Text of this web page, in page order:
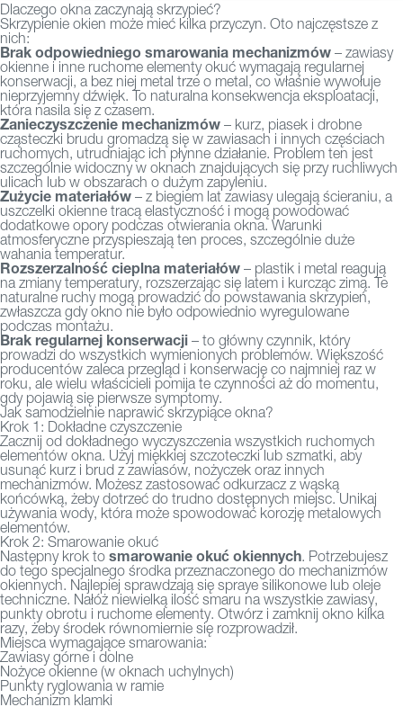
Dlaczego okna zaczynają skrzypieć?
Skrzypienie okien może mieć kilka przyczyn. Oto najczęstsze z
nich:
Brak odpowiedniego smarowania mechanizmów – zawiasy
okienne i inne ruchome elementy okuć wymagają regularnej
konserwacji, a bez niej metal trze o metal, co właśnie wywołuje
nieprzyjemny dźwięk. To naturalna konsekwencja eksploatacji,
która nasila się z czasem.
Zanieczyszczenie mechanizmów – kurz, piasek i drobne
cząsteczki brudu gromadzą się w zawiasach i innych częściach
ruchomych, utrudniając ich płynne działanie. Problem ten jest
szczególnie widoczny w oknach znajdujących się przy ruchliwych
ulicach lub w obszarach o dużym zapyleniu.
Zużycie materiałów – z biegiem lat zawiasy ulegają ścieraniu, a
uszczelki okienne tracą elastyczność i mogą powodować
dodatkowe opory podczas otwierania okna. Warunki
atmosferyczne przyspieszają ten proces, szczególnie duże
wahania temperatur.
Rozszerzalność cieplna materiałów – plastik i metal reagują
na zmiany temperatury, rozszerzając się latem i kurcząc zimą. Te
naturalne ruchy mogą prowadzić do powstawania skrzypień,
zwłaszcza gdy okno nie było odpowiednio wyregulowane
podczas montażu.
Brak regularnej konserwacji – to główny czynnik, który
prowadzi do wszystkich wymienionych problemów. Większość
producentów zaleca przegląd i konserwację co najmniej raz w
roku, ale wielu właścicieli pomija te czynności aż do momentu,
gdy pojawią się pierwsze symptomy.
Jak samodzielnie naprawić skrzypiące okna?
Krok 1: Dokładne czyszczenie
Zacznij od dokładnego wyczyszczenia wszystkich ruchomych
elementów okna. Użyj miękkiej szczoteczki lub szmatki, aby
usunąć kurz i brud z zawiasów, nożyczek oraz innych
mechanizmów. Możesz zastosować odkurzacz z wąską
końcówką, żeby dotrzeć do trudno dostępnych miejsc. Unikaj
używania wody, która może spowodować korozję metalowych
elementów.
Krok 2: Smarowanie okuć
Następny krok to smarowanie okuć okiennych. Potrzebujesz
do tego specjalnego środka przeznaczonego do mechanizmów
okiennych. Najlepiej sprawdzają się spraye silikonowe lub oleje
techniczne. Nałóż niewielką ilość smaru na wszystkie zawiasy,
punkty obrotu i ruchome elementy. Otwórz i zamknij okno kilka
razy, żeby środek równomiernie się rozprowadził.
Miejsca wymagające smarowania:
Zawiasy górne i dolne
Nożyce okienne (w oknach uchylnych)
Punkty ryglowania w ramie
Mechanizm klamki